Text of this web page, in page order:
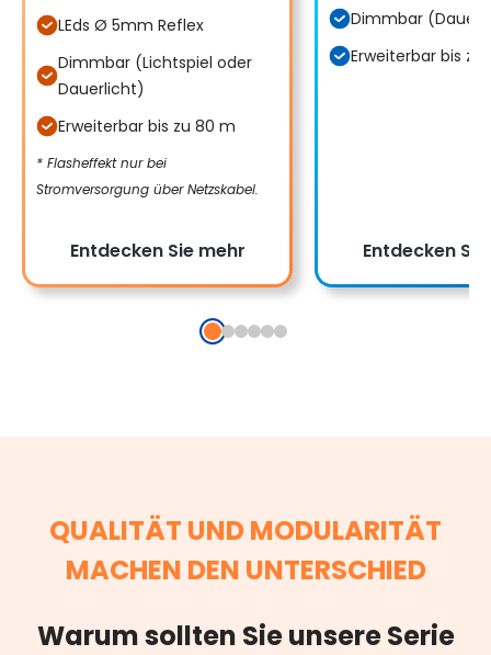
LEds Ø 5mm Reflex
Dimmbar (Lichtspiel oder
Dauerlicht)
Erweiterbar bis zu 80 m
* Flasheffekt nur bei
Stromversorgung über Netzskabel.
Entdecken Sie mehr
Dimmbar
Erweiterbar bis zu
Entdecken
QUALITÄT UND MODULARITÄT
MACHEN DEN UNTERSCHIED
Warum sollten Sie unsere Serie